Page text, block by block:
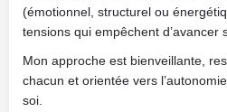
(émotionnel, structurel ou
tensions qui empêchent d’avancer
Mon approche est bienveillante,
chacun et orientée vers
soi.